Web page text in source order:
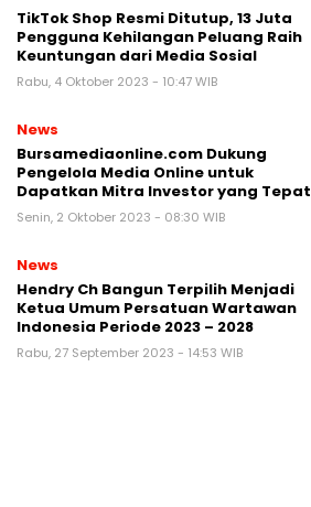
TikTok Shop Resmi Ditutup, 13 Juta
Pengguna Kehilangan Peluang Raih
Keuntungan dari Media Sosial
Rabu, 4 Oktober 2023 - 10:47 WIB
News
Bursamediaonline.com Dukung
Pengelola Media Online untuk
Dapatkan Mitra Investor yang Tepat
Senin, 2 Oktober 2023 - 08:30 WIB
News
Hendry Ch Bangun Terpilih Menjadi
Ketua Umum Persatuan Wartawan
Indonesia Periode 2023 – 2028
Rabu, 27 September 2023 - 14:53 WIB